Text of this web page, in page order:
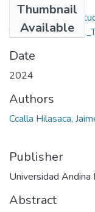
Thumbnail
Available
Grado de
Date
2024
Authors
Ccalla Hilasaca,
Publisher
Universidad
Abstract